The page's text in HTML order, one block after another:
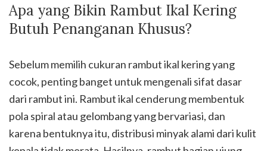
Apa yang Bikin Rambut Ikal Kering
Butuh Penanganan Khusus?
Sebelum memilih cukuran rambut ikal kering yang
cocok, penting banget untuk mengenali sifat dasar
dari rambut ini. Rambut ikal cenderung membentuk
pola spiral atau gelombang yang bervariasi, dan
karena bentuknya itu, distribusi minyak alami dari kulit